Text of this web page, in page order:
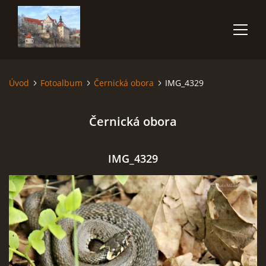
ÚVOD
VIDEA
POUŽITÁ TECHNIKA
Úvod Fotoalbum Černická obora IMG_4329
Černická obora
IMG_4329